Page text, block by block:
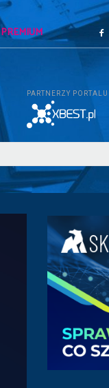
PREMIUM
PARTNERZY PORTALU